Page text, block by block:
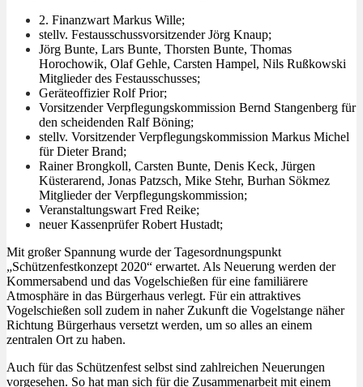
2. Finanzwart Markus Wille;
stellv. Festausschussvorsitzender Jörg Knaup;
Jörg Bunte, Lars Bunte, Thorsten Bunte, Thomas
Horochowik, Olaf Gehle, Carsten Hampel, Nils Rußkowski
Mitglieder des Festausschusses;
Geräteoffizier Rolf Prior;
Vorsitzender Verpflegungskommission Bernd Stangenberg für
den scheidenden Ralf Böning;
stellv. Vorsitzender Verpflegungskommission Markus Michel
für Dieter Brand;
Rainer Brongkoll, Carsten Bunte, Denis Keck, Jürgen
Küsterarend, Jonas Patzsch, Mike Stehr, Burhan Sökmez
Mitglieder der Verpflegungskommission;
Veranstaltungswart Fred Reike;
neuer Kassenprüfer Robert Hustadt;
Mit großer Spannung wurde der Tagesordnungspunkt
„Schützenfestkonzept 2020“ erwartet. Als Neuerung werden der
Kommersabend und das Vogelschießen für eine familiärere
Atmosphäre in das Bürgerhaus verlegt. Für ein attraktives
Vogelschießen soll zudem in naher Zukunft die Vogelstange näher
Richtung Bürgerhaus versetzt werden, um so alles an einem
zentralen Ort zu haben.
Auch für das Schützenfest selbst sind zahlreichen Neuerungen
vorgesehen. So hat man sich für die Zusammenarbeit mit einem